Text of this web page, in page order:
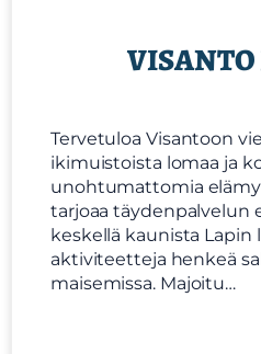
VISANTO
Tervetuloa Visantoon
ikimuistoista lomaa ja
unohtumattomia
tarjoaa täydenpalvelun
keskellä kaunista Lapin
aktiviteetteja henkeä
maisemissa. Majoitu…